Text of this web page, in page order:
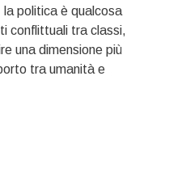
politica è qualcosa
conflittuali tra classi,
una dimensione più
tra umanità e